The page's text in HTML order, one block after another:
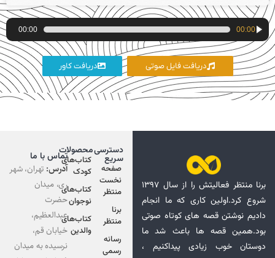
پخش‌کننده
صوت
00:00
00:00
دریافت فایل صوتی دریافت کاور
برنا منتظر فعالیتش را از سال ۱۳۹۷
شروع کرد.اولین کاری که ما انجام
دادیم نوشتن قصه های کوتاه صوتی
بود.همین قصه ها باعث شد ما
دوستان خوب زیادی پیداکنیم ،
دسترسی
سریع
صفحه
نخست
منتظر
برنا
منتظر
رسانه
رسمی
محصولات
کتاب‌های
کودک
کتاب‌های
نوجوان
کتاب‌های
والدین
تماس با ما
آدرس: تهران، شهر
ری، میدان
حضرت
عبدالعظیم،
خیابان قم،
نرسیده به میدان